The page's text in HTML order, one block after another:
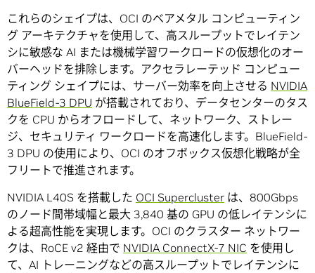
これらのシェイプは、OCI のベアメタル コンピューティン
グ アーキテクチャを使用して、高スループットでレイテン
シに敏感な AI または機械学習ワークロードの仮想化のオー
バーヘッドを排除します。アクセラレーテッド コンピュー
ティング シェイプには、サーバー効率を向上させる NVIDIA
BlueField-3 DPU が搭載されており、データセンターのタス
クを CPU からオフロードして、ネットワーク、ストレー
ジ、セキュリティ ワークロードを高速化します。BlueField-
3 DPU の使用により、OCI のオフボックス仮想化戦略が全
フリートで推進されます。
NVIDIA L40S を搭載した OCI Supercluster は、800Gbps
のノード間帯域幅と最大 3,840 基の GPU の低レイテンシに
よる超高性能を実現します。OCI のクラスター ネットワー
クは、RoCE v2 経由で NVIDIA ConnectX-7 NIC を使用し
て、AI トレーニングなどの高スループットでレイテンシに